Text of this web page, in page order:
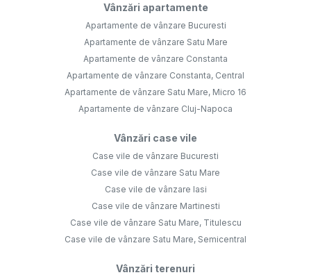
Vânzări apartamente
Apartamente de vânzare Bucuresti
Apartamente de vânzare Satu Mare
Apartamente de vânzare Constanta
Apartamente de vânzare Constanta, Central
Apartamente de vânzare Satu Mare, Micro 16
Apartamente de vânzare Cluj-Napoca
Vânzări case vile
Case vile de vânzare Bucuresti
Case vile de vânzare Satu Mare
Case vile de vânzare Iasi
Case vile de vânzare Martinesti
Case vile de vânzare Satu Mare, Titulescu
Case vile de vânzare Satu Mare, Semicentral
Vânzări terenuri